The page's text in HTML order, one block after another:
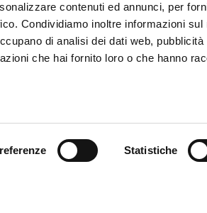
contenuti ed annunci, per
Condividiamo inoltre informazioni
di analisi dei dati web,
che hai fornito loro o che hanno
Statistiche